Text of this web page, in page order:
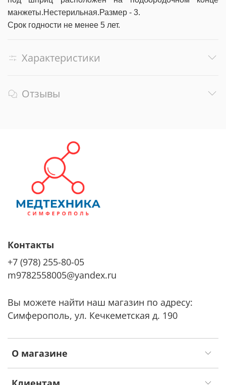
манжеты.Нестерильная.Размер - 3.
Срок годности не менее 5 лет.
Характеристики
Отзывы
О магазине
Контакты
+7 (978) 255-80-05
m9782558005@yandex.ru
Вы можете найти наш магазин по адресу:
Симферополь, ул. Кечкеметская д. 190